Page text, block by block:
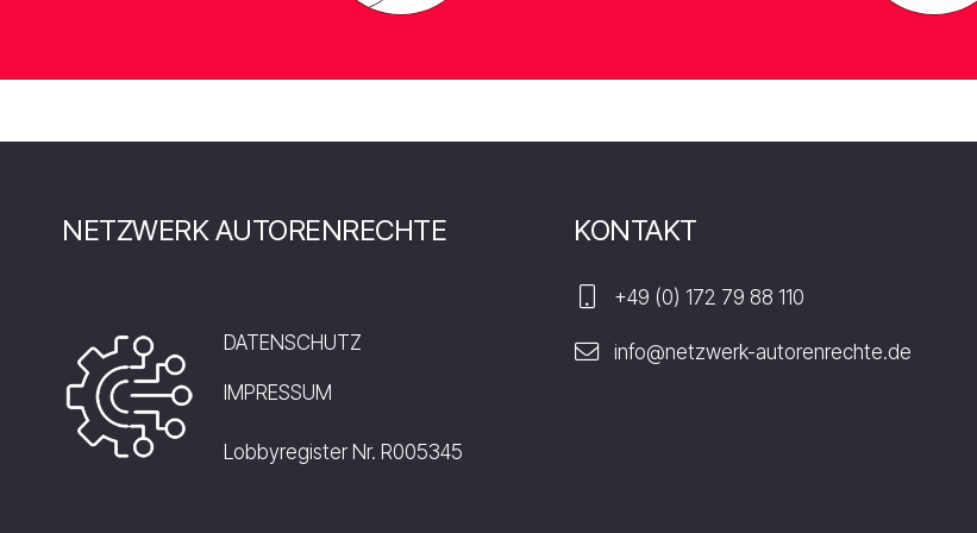
NETZWERK AUTORENRECHTE
DATENSCHUTZ
IMPRESSUM
Lobbyregister Nr. R005345
KONTAKT
+49 (0) 172 79 88 110
info@netzwerk-autorenrechte.de